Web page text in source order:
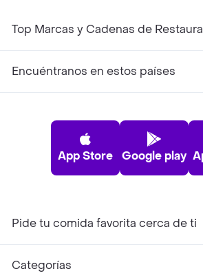
Top Marcas y Cadenas de
Encuéntranos en estos países
App Store Google play
Pide tu comida favorita cerca de ti
Categorías